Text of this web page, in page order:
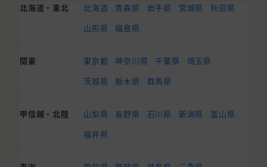
北海道・東北 北海道 青森県 岩手県 宮城県
秋田県
山形県
福島県
関東 東京都 神奈川県 千葉県
埼玉県
茨城県
栃木県 群馬県
甲信越・北陸 山梨県 長野県 石川県 新潟県
富山県
福井県